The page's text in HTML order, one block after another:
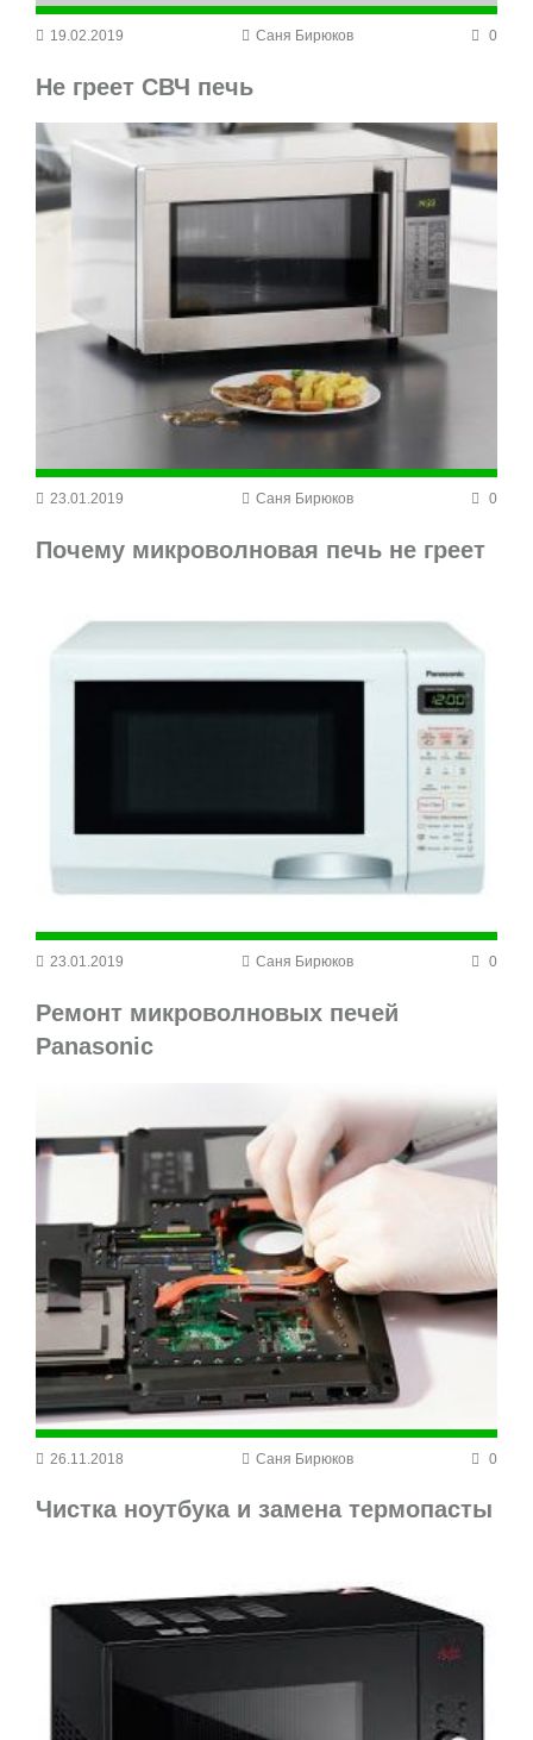
19.02.2019 Саня Бирюков 0
Не греет СВЧ печь
23.01.2019 Саня Бирюков 0
Почему микроволновая печь не греет
23.01.2019 Саня Бирюков 0
Ремонт микроволновых печей
Panasonic
26.11.2018 Саня Бирюков 0
Чистка ноутбука и замена термопасты